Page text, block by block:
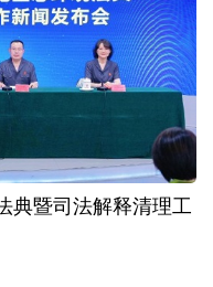
的清凉底气
“皖”美提速
金融打出"组合拳"
业运行韧性较强
典暨司法解释清理工